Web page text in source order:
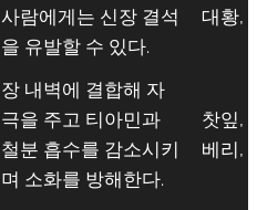
사람에게는 신장 결석
을 유발할 수 있다.
대황,
장 내벽에 결합해 자
극을 주고 티아민과
철분 흡수를 감소시키
며 소화를 방해한다.
찻잎,
베리,